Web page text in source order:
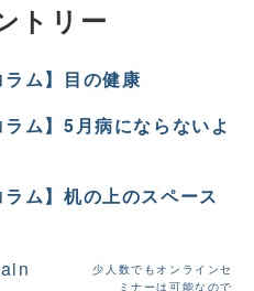
トリー
ラム】目の健康
ラム】5月病にならないよ
ラム】机の上のスペース
少人数でもオンラインセ
ミナーは可能なので